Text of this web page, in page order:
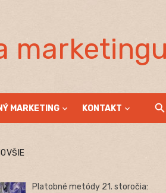
marketingu
MARKETING KONTAKT
Platobné metódy 21. storočia: